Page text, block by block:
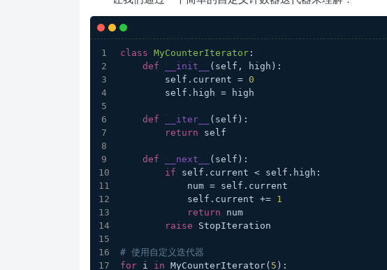
class MyCounterIterator :
def
__init__ ( self, high ):
        self.current =
0
        self.high = high
def __iter__ ( self ):
return self
def __next__ ( self ):
if self.current < self.high:
            num = self.current
            self.current +=
1
return num
raise StopIteration
# 使用自定义迭代器
for i in MyCounterIterator( 5 ):